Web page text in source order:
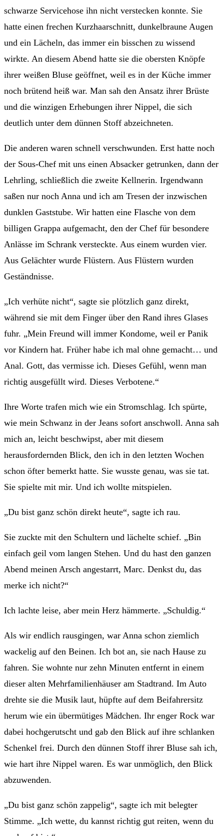
schwarze Servicehose ihn nicht verstecken konnte. Sie
hatte einen frechen Kurzhaarschnitt, dunkelbraune Augen
und ein Lächeln, das immer ein bisschen zu wissend
wirkte. An diesem Abend hatte sie die obersten Knöpfe
ihrer weißen Bluse geöffnet, weil es in der Küche immer
noch brütend heiß war. Man sah den Ansatz ihrer Brüste
und die winzigen Erhebungen ihrer Nippel, die sich
deutlich unter dem dünnen Stoff abzeichneten.
Die anderen waren schnell verschwunden. Erst hatte noch
der Sous-Chef mit uns einen Absacker getrunken, dann der
Lehrling, schließlich die zweite Kellnerin. Irgendwann
saßen nur noch Anna und ich am Tresen der inzwischen
dunklen Gaststube. Wir hatten eine Flasche von dem
billigen Grappa aufgemacht, den der Chef für besondere
Anlässe im Schrank versteckte. Aus einem wurden vier.
Aus Gelächter wurde Flüstern. Aus Flüstern wurden
Geständnisse.
„Ich verhüte nicht“, sagte sie plötzlich ganz direkt,
während sie mit dem Finger über den Rand ihres Glases
fuhr. „Mein Freund will immer Kondome, weil er Panik
vor Kindern hat. Früher habe ich mal ohne gemacht… und
Anal. Gott, das vermisse ich. Dieses Gefühl, wenn man
richtig ausgefüllt wird. Dieses Verbotene.“
Ihre Worte trafen mich wie ein Stromschlag. Ich spürte,
wie mein Schwanz in der Jeans sofort anschwoll. Anna sah
mich an, leicht beschwipst, aber mit diesem
herausfordernden Blick, den ich in den letzten Wochen
schon öfter bemerkt hatte. Sie wusste genau, was sie tat.
Sie spielte mit mir. Und ich wollte mitspielen.
„Du bist ganz schön direkt heute“, sagte ich rau.
Sie zuckte mit den Schultern und lächelte schief. „Bin
einfach geil vom langen Stehen. Und du hast den ganzen
Abend meinen Arsch angestarrt, Marc. Denkst du, das
merke ich nicht?“
Ich lachte leise, aber mein Herz hämmerte. „Schuldig.“
Als wir endlich rausgingen, war Anna schon ziemlich
wackelig auf den Beinen. Ich bot an, sie nach Hause zu
fahren. Sie wohnte nur zehn Minuten entfernt in einem
dieser alten Mehrfamilienhäuser am Stadtrand. Im Auto
drehte sie die Musik laut, hüpfte auf dem Beifahrersitz
herum wie ein übermütiges Mädchen. Ihr enger Rock war
dabei hochgerutscht und gab den Blick auf ihre schlanken
Schenkel frei. Durch den dünnen Stoff ihrer Bluse sah ich,
wie hart ihre Nippel waren. Es war unmöglich, den Blick
abzuwenden.
„Du bist ganz schön zappelig“, sagte ich mit belegter
Stimme. „Ich wette, du kannst richtig gut reiten, wenn du